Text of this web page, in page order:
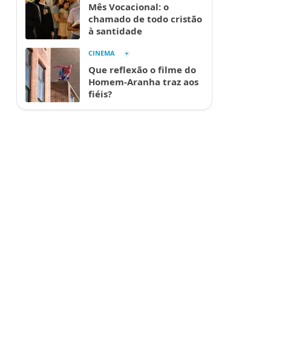
Mês Vocacional: o
chamado de todo cristão
à santidade
CINEMA
Que reflexão o filme do
Homem-Aranha traz aos
fiéis?